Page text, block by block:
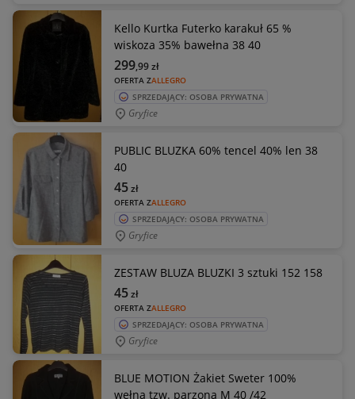
Kello Kurtka Futerko karakuł 65 %
wiskoza 35% bawełna 38 40
OFERTA ZALLEGRO
299,99zł
SPRZEDAJĄCY: OSOBA PRYWATNA
Gryfice
PUBLIC BLUZKA 60% tencel 40% len 38
40
OFERTA ZALLEGRO
45zł
SPRZEDAJĄCY: OSOBA PRYWATNA
Gryfice
ZESTAW BLUZA BLUZKI 3 sztuki 152 158
OFERTA ZALLEGRO
45zł
SPRZEDAJĄCY: OSOBA PRYWATNA
Gryfice
BLUE MOTION Żakiet Sweter 100%
wełna tzw. parzona M 40 /42